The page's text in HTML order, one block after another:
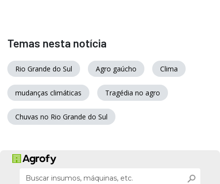
Temas nesta notícia
Rio Grande do Sul Agro gaúcho Clima
mudanças climáticas Tragédia no agro
Chuvas no Rio Grande do Sul